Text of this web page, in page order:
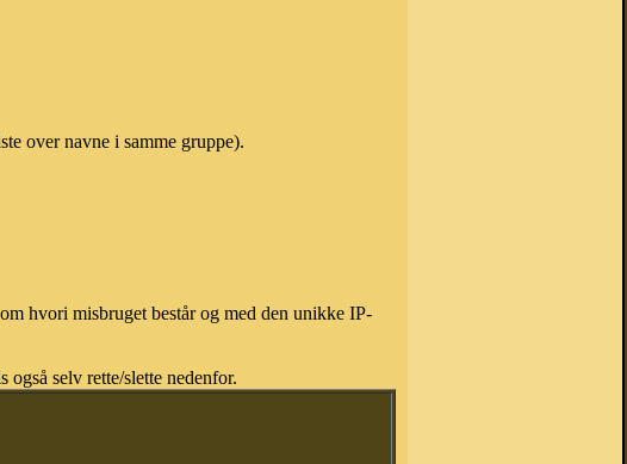
over navne i samme gruppe).
hvori misbruget består og med den unikke IP-
selv rette/slette nedenfor.